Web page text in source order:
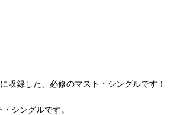
録した、必修のマスト・シングルです！
シングルです。